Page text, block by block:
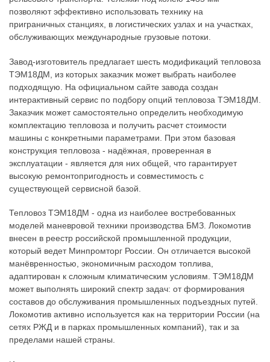
позволяют эффективно использовать технику на
приграничных станциях, в логистических узлах и на участках,
обслуживающих международные грузовые потоки.
Завод-изготовитель предлагает шесть модификаций тепловоза
ТЭМ18ДМ, из которых заказчик может выбрать наиболее
подходящую. На официальном сайте завода создан
интерактивный сервис по подбору опций тепловоза ТЭМ18ДМ.
Заказчик может самостоятельно определить необходимую
комплектацию тепловоза и получить расчет стоимости
машины с конкретными параметрами. При этом базовая
конструкция тепловоза - надёжная, проверенная в
эксплуатации - является для них общей, что гарантирует
высокую ремонтопригодность и совместимость с
существующей сервисной базой.
Тепловоз ТЭМ18ДМ - одна из наиболее востребованных
моделей маневровой техники производства БМЗ. Локомотив
внесен в реестр российской промышленной продукции,
который ведет Минпромторг России. Он отличается высокой
манёвренностью, экономичным расходом топлива,
адаптирован к сложным климатическим условиям. ТЭМ18ДМ
может выполнять широкий спектр задач: от формирования
составов до обслуживания промышленных подъездных путей.
Локомотив активно используется как на территории России (на
сетях РЖД и в парках промышленных компаний), так и за
пределами нашей страны.